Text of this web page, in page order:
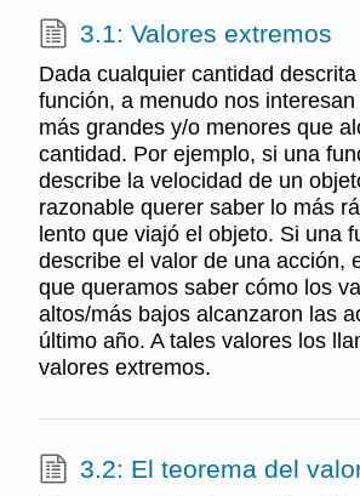
3.1: Valores extremos
Dada cualquier cantidad
función, a menudo nos
más grandes y/o menores que
cantidad. Por ejemplo, si una
describe la velocidad de un
razonable querer saber lo más
lento que viajó el objeto. Si una
describe el valor de una acción,
que queramos saber cómo los
altos/más bajos alcanzaron las
último año. A tales valores los
valores extremos.
3.2: El teorema del